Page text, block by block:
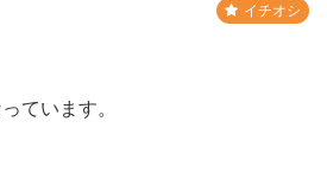
イチオシ
ています。